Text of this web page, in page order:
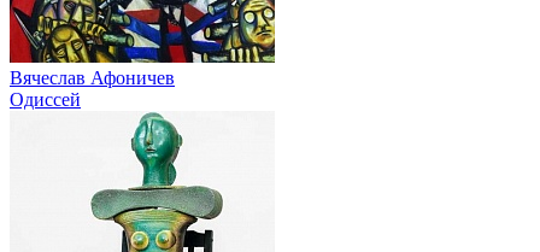
Вячеслав Афоничев
Одиссей